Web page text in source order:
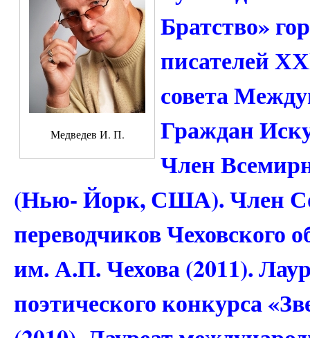
Медведев И. П.
Братство»
писателей
совета
Граждан
Член
(Нью- Йорк, США). Член
переводчиков Чеховского
им. А.П. Чехова (2011).
поэтического конкурса